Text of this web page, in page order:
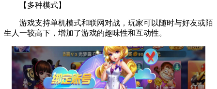
【多种模式】
游戏支持单机模式和联网对战，玩家可以随时与好友或陌
生人一较高下，增加了游戏的趣味性和互动性。